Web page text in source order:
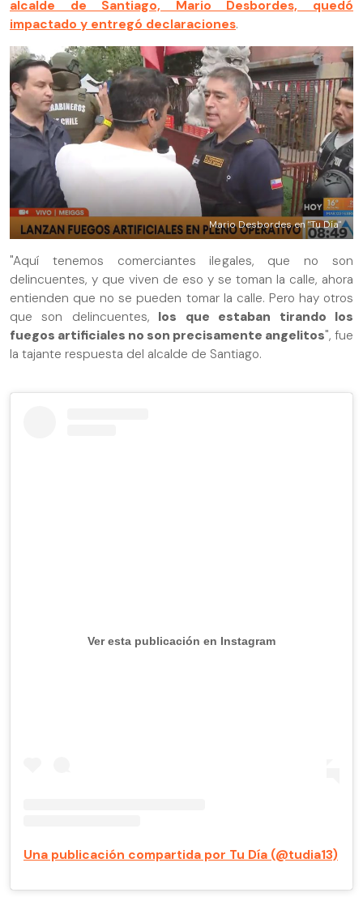
alcalde de Santiago, Mario Desbordes, quedó
impactado y entregó declaraciones.
Mario Desbordes en "Tu Día"
"Aquí tenemos comerciantes ilegales, que no son
delincuentes, y que viven de eso y se toman la calle, ahora
entienden que no se pueden tomar la calle. Pero hay otros
que son delincuentes, los que estaban tirando los
fuegos artificiales no son precisamente angelitos", fue
la tajante respuesta del alcalde de Santiago.
Ver esta publicación en Instagram
Una publicación compartida por Tu Día (@tudia13)